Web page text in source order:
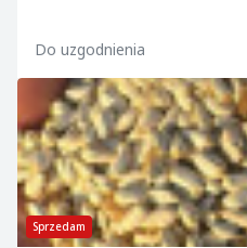
Do uzgodnienia
Sprzedam